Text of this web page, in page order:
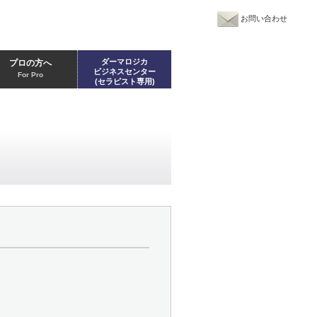
お問い合わせ
プロの方へ
For Pro
ダーマロジカ
ビジネスセンター
(セラピスト専用)